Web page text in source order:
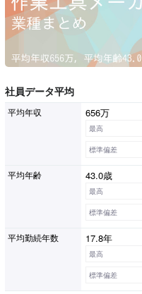
社員データ平均
平均年収 656万
最高
標準偏差
平均年齢 43.0歳
最高
標準偏差
平均勤続年数 17.8年
最高
標準偏差